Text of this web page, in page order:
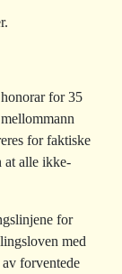
for 35
for faktiske
at alle ikke-
for
med
forventede